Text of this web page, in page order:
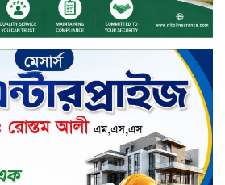
জাতিসংঘের হিসাব ও সরকারি গেজেটের
বাইরে থাকা ৫৬৪ নিহতের পরিচয়
প্রকাশের দাবি বিসিআরএসের
চুয়াডাঙ্গায় পুষ্পস্তবক অর্পণ ও আলোচনা
সভার মধ্য দিয়ে জুলাই গণঅভ্যুত্থান
দিবস পালিত
৮ ব্র্যান্ডের ফর্সাকারী ক্রিমে বিপজ্জনক
মাত্রায় মার্কারি, সতর্ক করল বিএসটিআই